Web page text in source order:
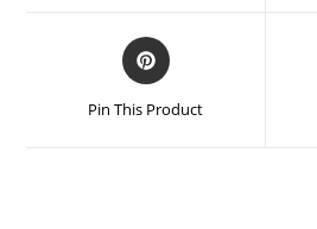
Opens
in
new
Pin This Product